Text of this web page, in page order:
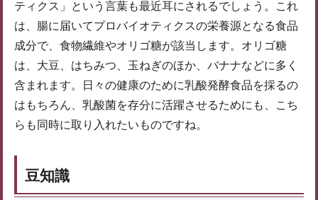
ティクス」という言葉も最近耳にされるでしょう。これ
は、腸に届いてプロバイオティクスの栄養源となる食品
成分で、食物繊維やオリゴ糖が該当します。オリゴ糖
は、大豆、はちみつ、玉ねぎのほか、バナナなどに多く
含まれます。日々の健康のために乳酸発酵食品を採るの
はもちろん、乳酸菌を存分に活躍させるためにも、こち
らも同時に取り入れたいものですね。
豆知識